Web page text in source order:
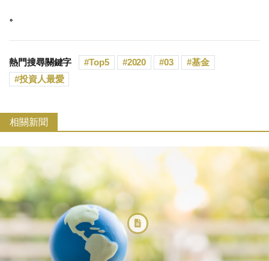
。
熱門搜尋關鍵字 Top5 2020 03
基金
投資人最愛
相關新聞